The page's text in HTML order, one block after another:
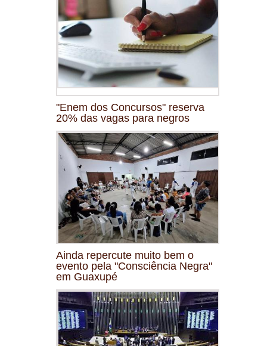
"Enem dos Concursos" reserva
20% das vagas para negros
Ainda repercute muito bem o
evento pela "Consciência Negra"
em Guaxupé